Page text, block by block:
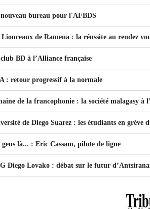
bureau pour l'AFBDS
Lionceaux de Ramena : la réussite au rendez
BD à l’Alliance française
: retour progressif à la normale
de la francophonie : la société malagasy à
de Diego Suarez : les étudiants en grève
gens là... : Eric Cassam, pilote de ligne
Diego Lovako : débat sur le futur